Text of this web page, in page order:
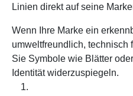
Linien direkt auf seine
Wenn Ihre Marke ein
umweltfreundlich, technisch
Sie Symbole wie Blätter
Identität widerzuspiegeln.